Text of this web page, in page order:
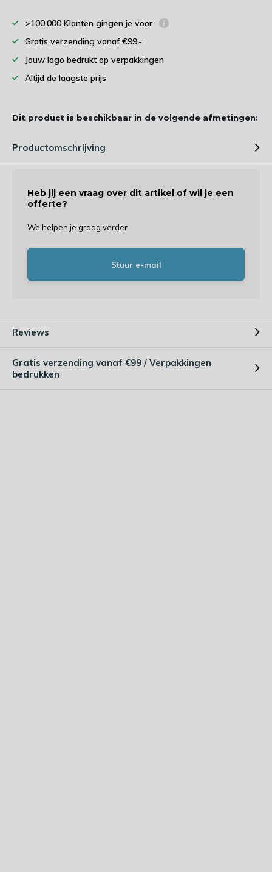
>100.000 Klanten gingen je voor
Gratis verzending vanaf €99,-
Jouw logo bedrukt op verpakkingen
Altijd de laagste prijs
Dit product is beschikbaar in de volgende afmetingen:
Productomschrijving
Heb jij een vraag over dit artikel of wil je een
offerte?
We helpen je graag verder
Stuur e-mail
Reviews
Gratis verzending vanaf €99 / Verpakkingen
bedrukken